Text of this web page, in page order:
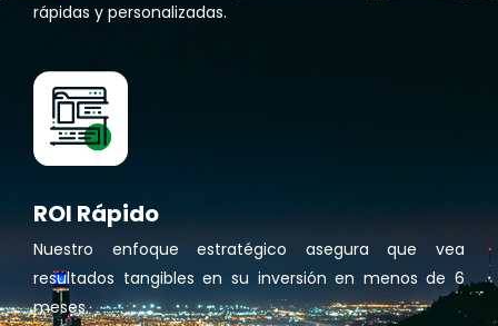
rápidas y personalizadas.
ROI Rápido
Nuestro enfoque estratégico asegura que vea
resultados tangibles en su inversión en menos de 6
meses.